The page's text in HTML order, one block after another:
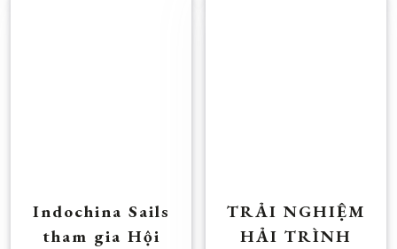
Indochina Sails
tham gia Hội
TRẢI NGHIỆM
HẢI TRÌNH